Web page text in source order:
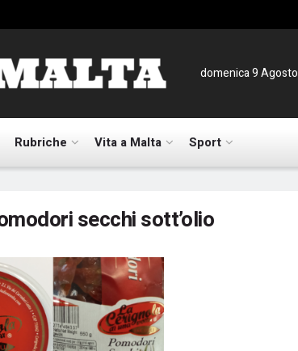
domenica 9 Agosto
Rubriche Vita a Malta Sport
secchi sott’olio